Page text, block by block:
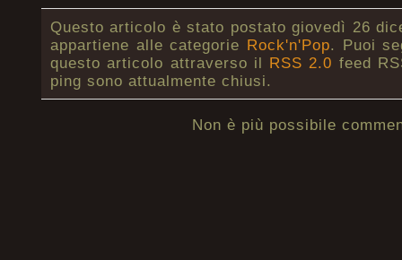
Questo articolo è stato postato giovedì 26
appartiene alle categorie Rock'n'Pop. Puoi
questo articolo attraverso il RSS 2.0 feed
ping sono attualmente chiusi.
Non è più possibile